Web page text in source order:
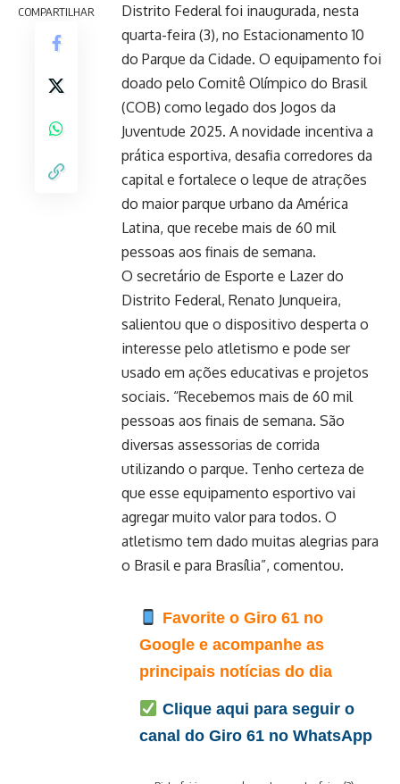
COMPARTILHAR
Distrito Federal foi inaugurada, nesta
quarta-feira (3), no Estacionamento 10
do Parque da Cidade. O equipamento foi
doado pelo Comitê Olímpico do Brasil
(COB) como legado dos Jogos da
Juventude 2025. A novidade incentiva a
prática esportiva, desafia corredores da
capital e fortalece o leque de atrações
do maior parque urbano da América
Latina, que recebe mais de 60 mil
pessoas aos finais de semana.
O secretário de Esporte e Lazer do
Distrito Federal, Renato Junqueira,
salientou que o dispositivo desperta o
interesse pelo atletismo e pode ser
usado em ações educativas e projetos
sociais. “Recebemos mais de 60 mil
pessoas aos finais de semana. São
diversas assessorias de corrida
utilizando o parque. Tenho certeza de
que esse equipamento esportivo vai
agregar muito valor para todos. O
atletismo tem dado muitas alegrias para
o Brasil e para Brasília”, comentou.
Favorite o Giro 61 no
Google e acompanhe as
principais notícias do dia
Clique aqui para seguir o
canal do Giro 61 no WhatsApp